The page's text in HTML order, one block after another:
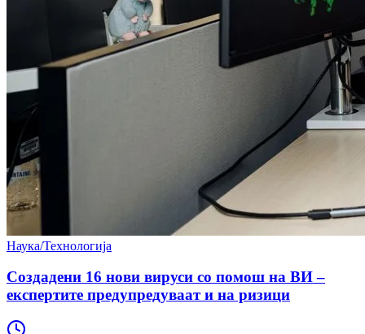
Наука/Технологија
Создадени 16 нови вируси со помош на ВИ –
експертите предупредуваат и на ризици